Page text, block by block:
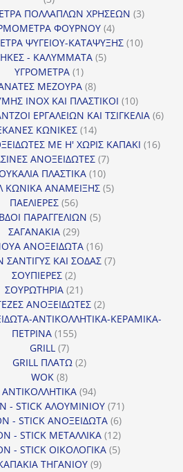
προϊόντα
ΠΟΛΛΑΠΛΩΝ ΧΡΗΣΕΩΝ 33
ΦΟΥΡΝΟΥ 44
προϊόντα
ΨΥΓΕΙΟΥ-ΚΑΤΑΨΥΞΗΣ 1010
- ΚΑΛΥΜΜΑΤΑ 55
ΥΓΡΟΜΕΤΡΑ 11
προϊόν
ΜΕΖΟΥΡΑ 88
προϊόντα
INOX ΚΑΙ ΠΛΑΣΤΙΚΟΙ 1010
προϊόντα
ΕΡΓΑΛΕΙΩΝ ΚΑΙ ΤΣΙΓΚΕΛΙΑ 66
ΚΩΝΙΚΕΣ 1414
προϊόντα
ΜΕ Η' ΧΩΡΙΣ ΚΑΠΑΚΙ 1616
ΑΝΟΞΕΙΔΩΤΕΣ 77
ΠΛΑΣΤΙΚΑ 1010
προϊόντα
ΚΩΝΙΚΑ ΑΝΑΜΕΙΞΗΣ 55
ΠΑΕΛΙΕΡΕΣ 5656
προϊόντα
ΠΑΡΑΓΓΕΛΙΩΝ 55
ΣΑΓΑΝΑΚΙΑ 2929
προϊόντα
ΑΝΟΞΕΙΔΩΤΑ 1616
προϊόντα
ΣΑΝΤΙΓΥΣ ΚΑΙ ΣΟΔΑΣ 77
ΣΟΥΠΙΕΡΕΣ 22
προϊόντα
ΣΟΥΡΩΤΗΡΙΑ 2121
προϊόντα
ΑΝΟΞΕΙΔΩΤΕΣ 22
προϊόντα
ΑΝΤΙΚΟΛΛΗΤΙΚΑ-ΚΕΡΑΜΙΚΑ-
ΠΕΤΡΙΝΑ 155155
GRILL 77
προϊόντα
GRILL ΠΛΑΤΩ 22
WOK 88
προϊόντα
ΑΝΤΙΚΟΛΛΗΤΙΚΑ 9494
προϊόντα
- STICK ΑΛΟΥΜΙΝΙΟΥ 7171
προϊόντα
- STICK ΑΝΟΞΕΙΔΩΤΑ 66
προϊόντα
- STICK ΜΕΤΑΛΛΙΚΑ 1212
προϊόντα
- STICK ΟΙΚΟΛΟΓΙΚΑ 55
ΤΗΓΑΝΙΟΥ 99